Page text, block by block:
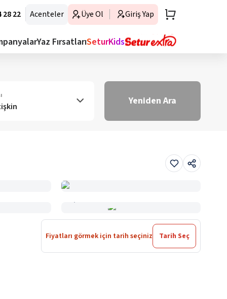
28 22 Acenteler Üye Ol Giriş Yap
Yaz FırsatlarıSeturKids
Yeniden Ara
Fiyatları görmek için tarih seçiniz Tarih Seç